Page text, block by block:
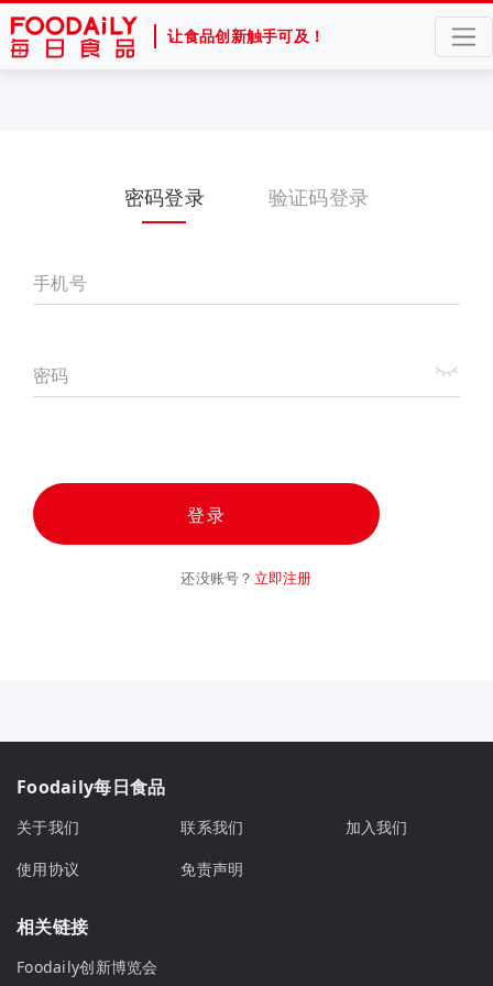
让食品创新触手可及！
密码登录 验证码登录
手机号
密码
登录
还没账号？ 立即注册
Foodaily每日食品
关于我们 联系我们
加入我们
使用协议
免责声明
相关链接
Foodaily创新博览会